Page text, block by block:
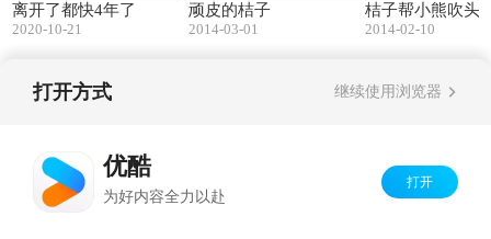
离开了都快4年了
2020-10-21
顽皮的桔子
2014-03-01
桔子帮小熊吹头
2014-02-10
打开方式 继续使用浏览器
优酷
为好内容全力以赴
打开